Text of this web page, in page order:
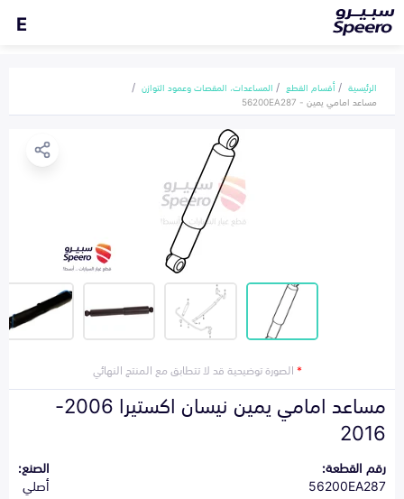
E
الرئيسية أقسام القطع
المساعدات، المقصات وعمود التوازن
مساعد امامي يمين - 56200EA287
*الصورة توضيحية قد لا تتطابق مع المنتج النهائي
مساعد امامي يمين نيسان اكستيرا 2006-
2016
رقم القطعة:
56200EA287
الصنع:
أصلي